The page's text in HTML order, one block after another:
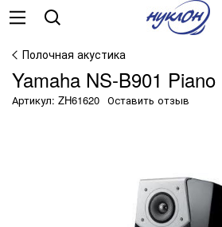
Полочная акустика
Yamaha NS-B901
Артикул: ZH61620 Оставить отзыв